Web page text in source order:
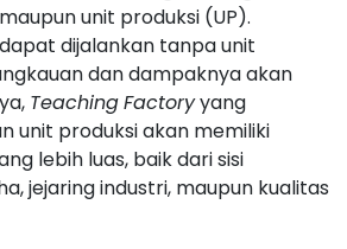
unit produksi (UP).
dijalankan tanpa unit
dan dampaknya akan
TeachingFactoryyang
unit produksi akan memiliki
lebih luas, baik dari sisi
jejaring industri, maupun kualitas